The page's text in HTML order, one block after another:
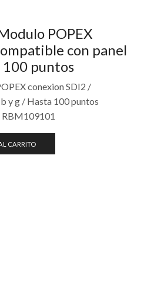
POPEX
con panel
100 puntos
conexion SDI2 /
y g / Hasta 100 puntos
RBM109101
CARRITO